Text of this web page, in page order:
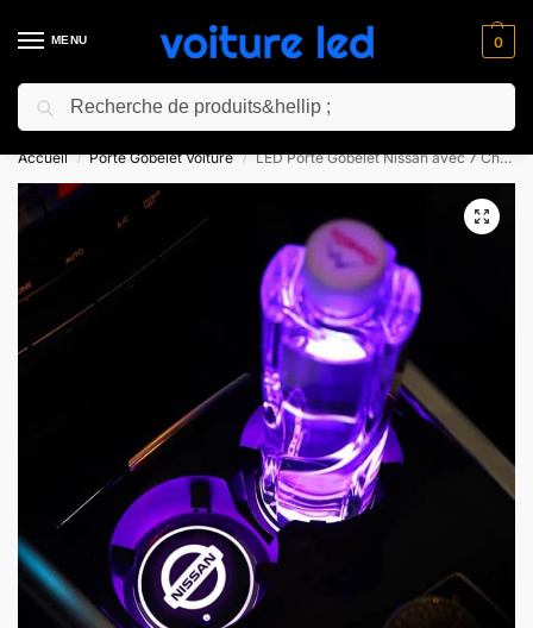
MENU 0
⚡ 10% de réduction pour les nouveaux clients avec le code “NC10”
Accueil / Porte Gobelet Voiture / LED Porte Gobelet Nissan avec 7 Changements de Couleurs